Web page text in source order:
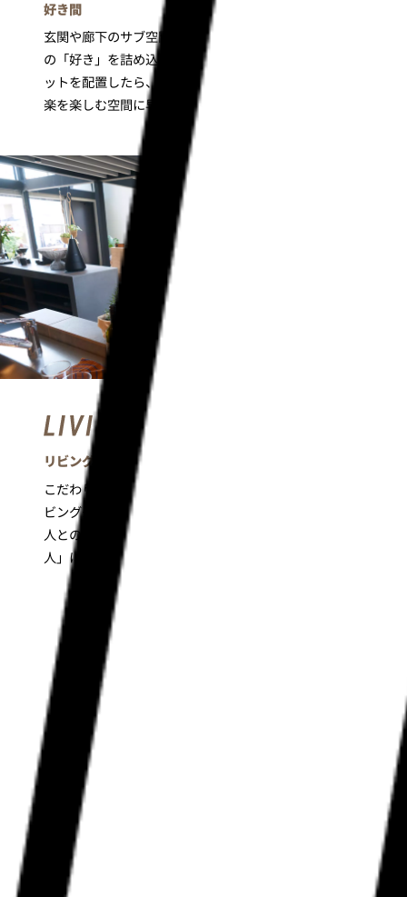
好き間
玄関や廊下のサブ空間を目一杯広く取って、家族みんな
の「好き」を詰め込めるスペースを作りました。
ットを配置したら、家族や友人と一緒にお気に入りの音
楽を楽しむ空間に早替わり。
リビングダイニング
こだわりの詰まった「好き間」とシームレスに繋がるリ
ビングダイニングスペース。料理をしながら、家族や友
人との会話も楽しみたい。「好きなこと」と「好きな
人」に囲まれる、とびきりご機嫌な暮らし。